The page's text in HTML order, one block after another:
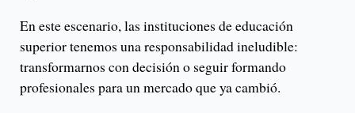
En este escenario, las instituciones de educación
superior tenemos una responsabilidad ineludible:
transformarnos con decisión o seguir formando
profesionales para un mercado que ya cambió.